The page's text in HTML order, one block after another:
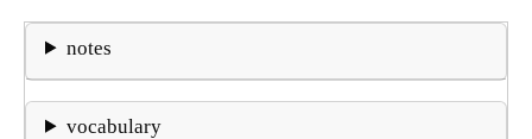
notes
vocabulary